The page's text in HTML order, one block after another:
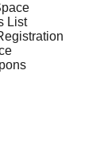
List